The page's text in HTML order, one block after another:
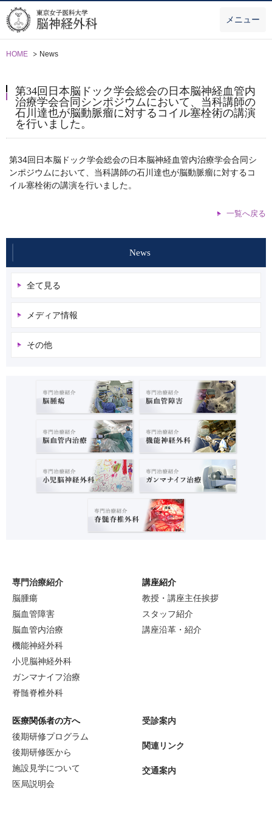
メニュー
HOME News
第34回日本脳ドック学会総会の日本脳神経血管内
治療学会合同シンポジウムにおいて、当科講師の
石川達也が脳動脈瘤に対するコイル塞栓術の講演
を行いました。
第34回日本脳ドック学会総会の日本脳神経血管内治療学会合同シ
ンポジウムにおいて、当科講師の石川達也が脳動脈瘤に対するコ
イル塞栓術の講演を行いました。
一覧へ戻る
News
全て見る
メディア情報
その他
専門治療紹介
脳腫瘍
脳血管障害
脳血管内治療
機能神経外科
小児脳神経外科
ガンマナイフ治療
脊髄脊椎外科
講座紹介
教授・講座主任挨拶
スタッフ紹介
講座沿革・紹介
医療関係者の方へ
後期研修プログラム
後期研修医から
施設見学について
医局説明会
受診案内
関連リンク
交通案内